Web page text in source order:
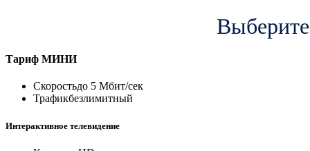
Тариф МИНИ
Скоростьдо 5 Мбит/сек
Трафикбезлимитный
Интерактивное телевидение